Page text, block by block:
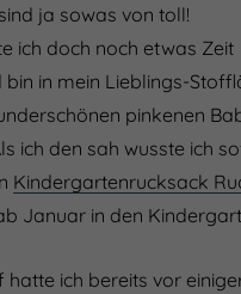
ja sowas von toll!
ich doch noch etwas Zeit
in mein Lieblings-
pinkenen
ich den sah wusste ich
Kindergartenrucksack
Januar in den
hatte ich bereits vor